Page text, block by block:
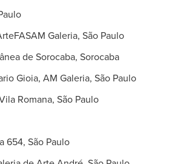
Galeria, São Paulo
de Sorocaba, Sorocaba
AM Galeria, São Paulo
Romana, São Paulo
654, São Paulo